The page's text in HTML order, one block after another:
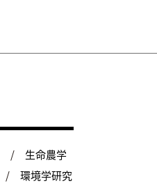
生命農学
環境学研究